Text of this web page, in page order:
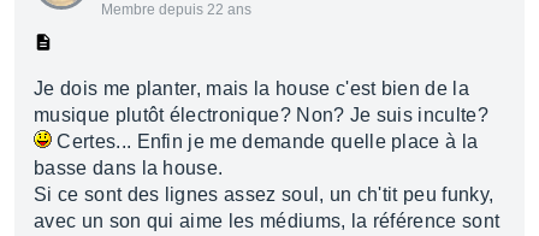
Membre depuis 22 ans
Je dois me planter, mais la house c'est bien de la
musique plutôt électronique? Non? Je suis inculte?
Certes... Enfin je me demande quelle place à la
basse dans la house.
Si ce sont des lignes assez soul, un ch'tit peu funky,
avec un son qui aime les médiums, la référence sont